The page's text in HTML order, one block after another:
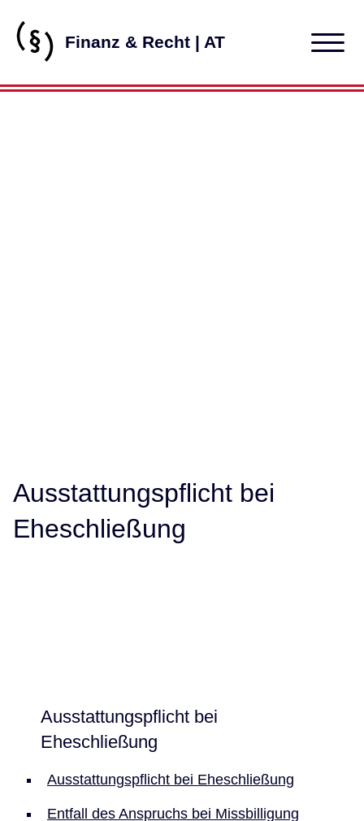
Finanz & Recht | AT
Ausstattungspflicht bei
Eheschließung
Ausstattungspflicht bei
Eheschließung
Ausstattungspflicht bei Eheschließung
Entfall des Anspruchs bei Missbilligung